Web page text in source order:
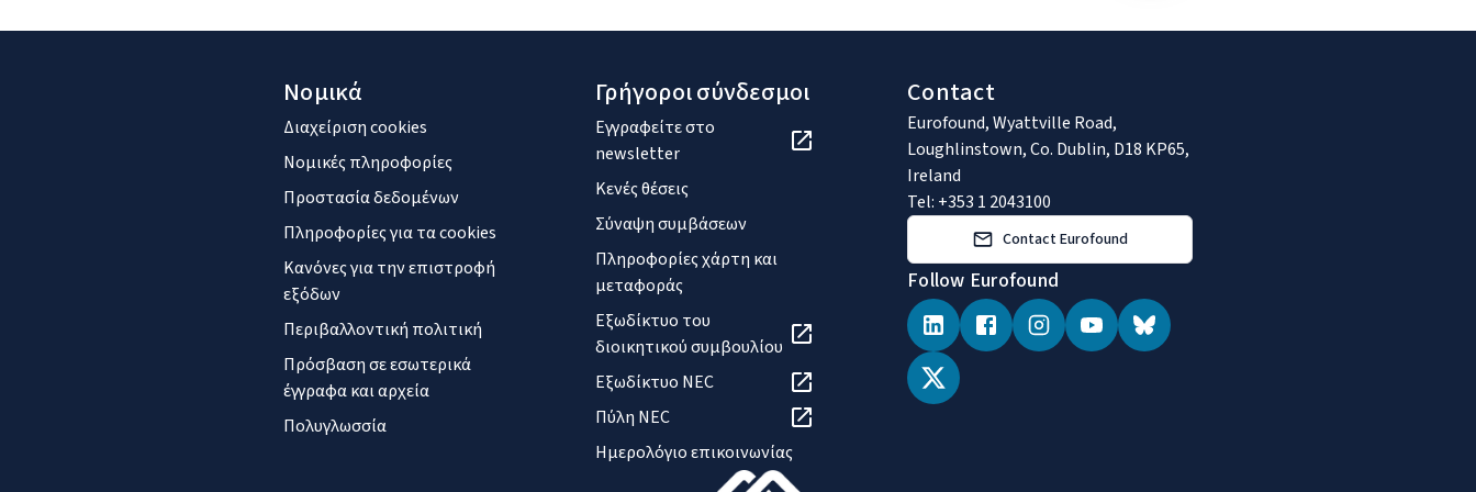
Νομικά
Διαχείριση cookies
Νομικές πληροφορίες
Προστασία δεδομένων
Πληροφορίες για τα cookies
Κανόνες για την επιστροφή
εξόδων
Περιβαλλοντική πολιτική
Πρόσβαση σε εσωτερικά
έγγραφα και αρχεία
Πολυγλωσσία
Γρήγοροι σύνδεσμοι
Εγγραφείτε στο
newsletter
Κενές θέσεις
Σύναψη συμβάσεων
Πληροφορίες χάρτη και
μεταφοράς
Εξωδίκτυο του
διοικητικού συμβουλίου
Εξωδίκτυο NEC
Πύλη NEC
Ημερολόγιο επικοινωνίας
Contact
Eurofound, Wyattville Road,
Loughlinstown, Co. Dublin, D18 KP65,
Ireland
Tel: +353 1 2043100
Contact Eurofound
Follow Eurofound